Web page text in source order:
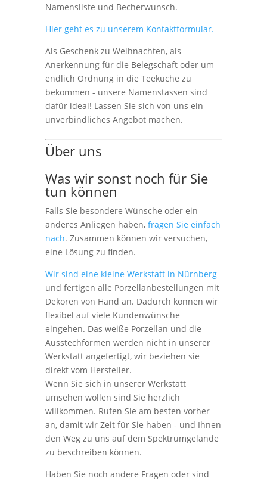
Namensliste und Becherwunsch.
Hier geht es zu unserem Kontaktformular.
Als Geschenk zu Weihnachten, als
Anerkennung für die Belegschaft oder um
endlich Ordnung in die Teeküche zu
bekommen - unsere Namenstassen sind
dafür ideal! Lassen Sie sich von uns ein
unverbindliches Angebot machen.
Über uns
Was wir sonst noch für Sie
tun können
Falls Sie besondere Wünsche oder ein
anderes Anliegen haben, fragen Sie einfach
nach. Zusammen können wir versuchen,
eine Lösung zu finden.
Wir sind eine kleine Werkstatt in Nürnberg
und fertigen alle Porzellanbestellungen mit
Dekoren von Hand an. Dadurch können wir
flexibel auf viele Kundenwünsche
eingehen. Das weiße Porzellan und die
Ausstechformen werden nicht in unserer
Werkstatt angefertigt, wir beziehen sie
direkt vom Hersteller.
Wenn Sie sich in unserer Werkstatt
umsehen wollen sind Sie herzlich
willkommen. Rufen Sie am besten vorher
an, damit wir Zeit für Sie haben - und Ihnen
den Weg zu uns auf dem Spektrumgelände
zu beschreiben können.
Haben Sie noch andere Fragen oder sind